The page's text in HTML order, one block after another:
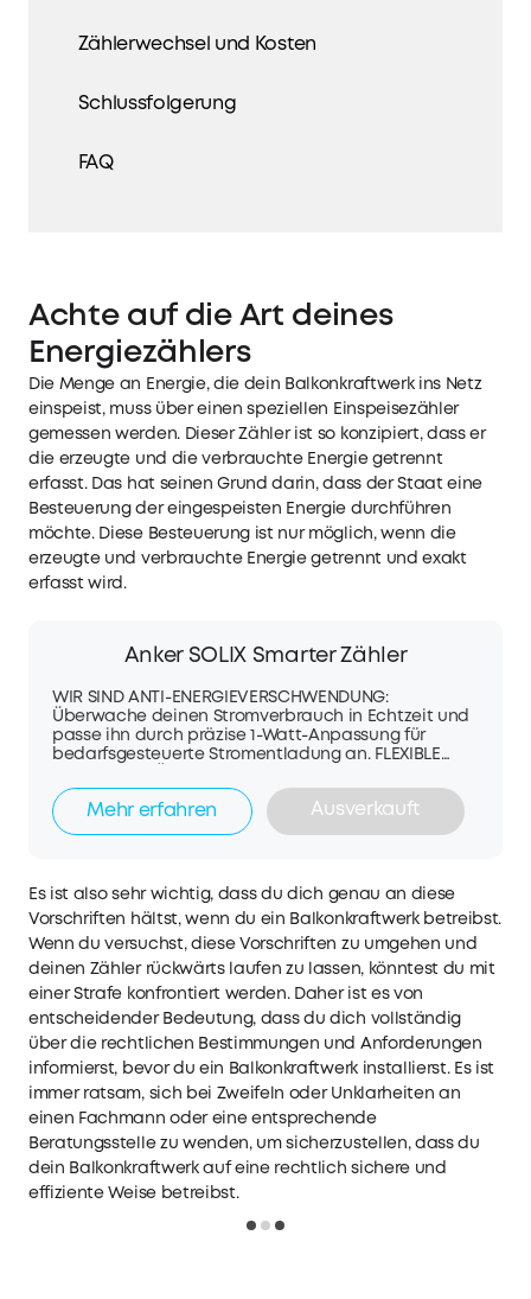
Zählerwechsel und Kosten
Schlussfolgerung
FAQ
Achte auf die Art deines
Energiezählers
Die Menge an Energie, die dein Balkonkraftwerk ins Netz
einspeist, muss über einen speziellen Einspeisezähler
gemessen werden. Dieser Zähler ist so konzipiert, dass er
die erzeugte und die verbrauchte Energie getrennt
erfasst. Das hat seinen Grund darin, dass der Staat eine
Besteuerung der eingespeisten Energie durchführen
möchte. Diese Besteuerung ist nur möglich, wenn die
erzeugte und verbrauchte Energie getrennt und exakt
erfasst wird.
Anker SOLIX Smarter Zähler
WIR SIND ANTI-ENERGIEVERSCHWENDUNG:
Überwache deinen Stromverbrauch in Echtzeit und
passe ihn durch präzise 1-Watt-Anpassung für
bedarfsgesteuerte Stromentladung an. FLEXIBLE
Stromzähler über WLAN, Bluetooth. MÜHELOSE
INSTALLATION: Einfach einstecken und mit der
Hauptpanel-Box auf der Schiene loslegen.
deinen Stromverbrauch in Echtzeit an. LANGLEBIG &
STRAPAZIERFÄHIG: Zuverlässige Energie für ein
Jahrzehnt. Dein Kauf ist zusätzlich mit einer 2-
jährigen Herstellergarantie geschützt. IM
LIEFERUMFANG: Smarter Zähler,
Kabellänge: 100 cm), Verlängerungsantenne (150 cm),
Sicherheitsanleitung
Mehr erfahren Ausverkauft
Es ist also sehr wichtig, dass du dich genau an diese
Vorschriften hältst, wenn du ein Balkonkraftwerk betreibst.
Wenn du versuchst, diese Vorschriften zu umgehen und
deinen Zähler rückwärts laufen zu lassen, könntest du mit
einer Strafe konfrontiert werden. Daher ist es von
entscheidender Bedeutung, dass du dich vollständig
über die rechtlichen Bestimmungen und Anforderungen
informierst, bevor du ein Balkonkraftwerk installierst. Es ist
immer ratsam, sich bei Zweifeln oder Unklarheiten an
einen Fachmann oder eine entsprechende
Beratungsstelle zu wenden, um sicherzustellen, dass du
dein Balkonkraftwerk auf eine rechtlich sichere und
effiziente Weise betreibst.